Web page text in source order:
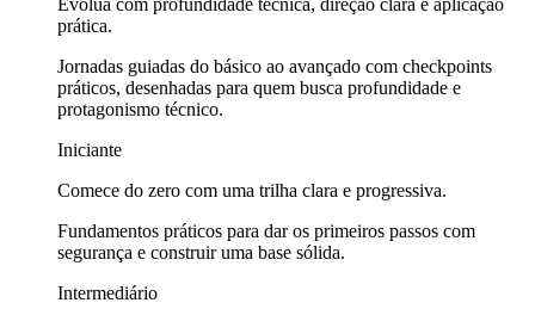
Evolua com profundidade técnica, direção clara e aplicação
prática.
Jornadas guiadas do básico ao avançado com checkpoints
práticos, desenhadas para quem busca profundidade e
protagonismo técnico.
Iniciante
Comece do zero com uma trilha clara e progressiva.
Fundamentos práticos para dar os primeiros passos com
segurança e construir uma base sólida.
Intermediário